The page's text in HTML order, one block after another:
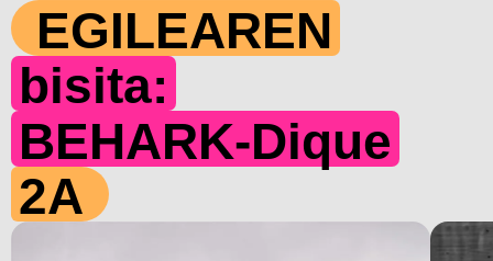
EGILEAREN
bisita:
BEHARK-Dique
2A